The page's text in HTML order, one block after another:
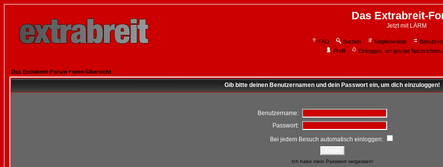
Das Extrabreit-
Jetzt mit LÄRM
FAQ Suchen Mitgliederliste
Profil
Einloggen, um private Nachrichten
Das Extrabreit-Forum Foren-Übersicht
Gib bitte deinen Benutzernamen und dein Passwort ein, um dich einzuloggen!
Benutzername:
Passwort:
Bei jedem Besuch automatisch einloggen:
Ich habe mein Passwort vergessen!